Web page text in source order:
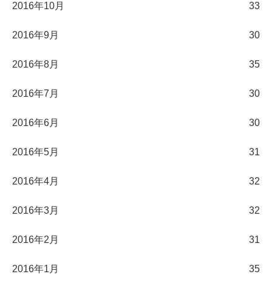
2016年10月 33
2016年9月 30
2016年8月 35
2016年7月 30
2016年6月 30
2016年5月 31
2016年4月 32
2016年3月 32
2016年2月 31
2016年1月 35